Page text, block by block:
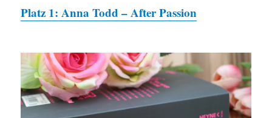
Platz 1: Anna Todd – After Passion